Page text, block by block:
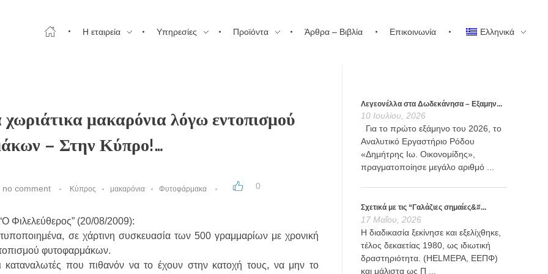
Η εταιρεία Υπηρεσίες Προϊόντα Άρθρα – Βιβλία Επικοινωνία Ελληνικά
μακαρόνια λόγω εντοπισμού
– Στην Κύπρο!…
no comment Κύπρος μακαρόνια Φυτοφάρμακα 0
Φιλελεύθερος” (20/08/2009):
σε χάρτινη συσκευασία των 500 γραμμαρίων με χρονική
φυτοφαρμάκων.
καταναλωτές που πιθανόν να το έχουν στην κατοχή τους, να μην το
Λεγεονέλλα στα Δωδεκάνησα – Εξαμην...
10 Ιουλίου, 2026
Για το πρώτο εξάμηνο του 2026, το
Αναλυτικό Εργαστήριο Ρόδου
«Δημήτρης Ιω. Οικονομίδης»,
πραγματοποίησε μεγάλο αριθμό ...
Σχετικά με τις “Γαλάζιες σημαίες&#...
17 Μαΐου, 2026
Η διαδικασία ξεκίνησε και εξελίχθηκε,
τέλος δεκαετίας 1980, ως ιδιωτική
δραστηριότητα. (HELMEPA, ΕΕΠΦ)
και μάλιστα ως Π ...